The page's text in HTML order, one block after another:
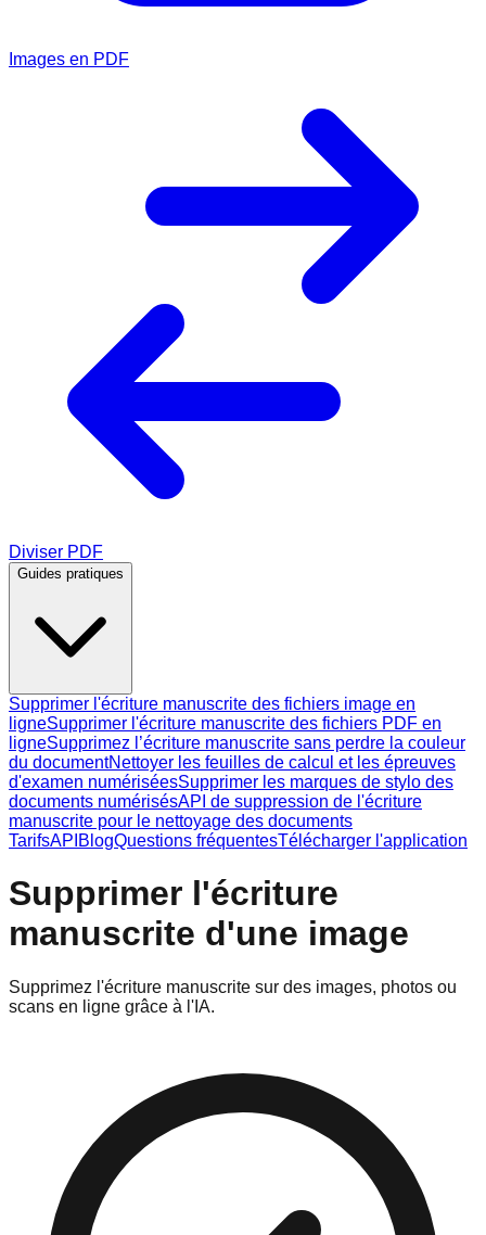
Images en PDF
Diviser PDF
Guides pratiques
Supprimer l'écriture manuscrite des fichiers image en
ligneSupprimer l'écriture manuscrite des fichiers PDF en
ligneSupprimez l’écriture manuscrite sans perdre la couleur
du documentNettoyer les feuilles de calcul et les épreuves
d'examen numériséesSupprimer les marques de stylo des
documents numérisésAPI de suppression de l'écriture
manuscrite pour le nettoyage des documents
TarifsAPI BlogQuestions fréquentesTélécharger l'application
Supprimer l'écriture
manuscrite d'une image
Supprimez l'écriture manuscrite sur des images, photos ou
scans en ligne grâce à l'IA.